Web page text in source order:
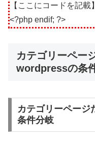
【ここにコードを記載】
<?php endif; ?>
カテゴリーペー
wordpressの条
カテゴリーペー
条件分岐